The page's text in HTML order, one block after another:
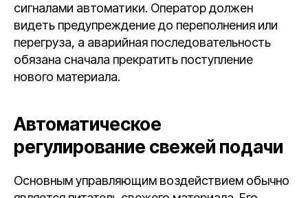
сигналами автоматики. Оператор должен
видеть предупреждение до переполнения или
перегруза, а аварийная последовательность
обязана сначала прекратить поступление
нового материала.
Автоматическое
регулирование свежей подачи
Основным управляющим воздействием обычно